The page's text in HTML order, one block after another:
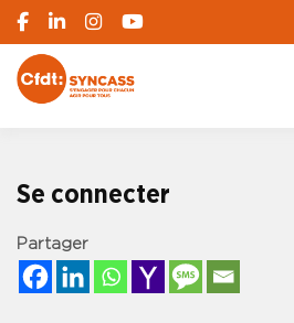
Se connecter
Partager